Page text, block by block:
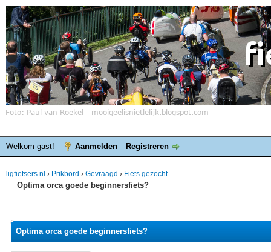
Welkom gast! Aanmelden Registreren
ligfietsers.nl › Prikbord › Gevraagd › Fiets gezocht
Optima orca goede beginnersfiets?
Optima orca goede beginnersfiets?